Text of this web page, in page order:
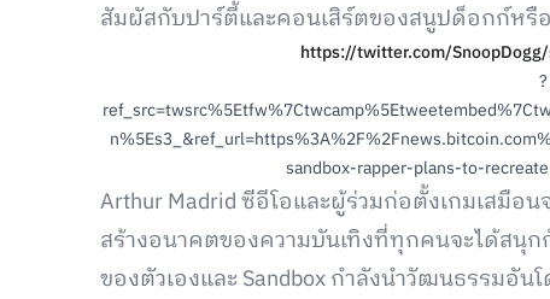
สัมผัสกับปาร์ตี้และคอนเสิร์ตของสนูปด็อกก์หรื
https://twitter.com/
?
sandbox-rapper-plans-to-
Arthur Madrid ซีอีโอและผู้ร่วมก่อตั้งเกมเสมือ
สร้างอนาคตของความบันเทิงที่ทุกคนจะได้สนุ
ของตัวเองและ Sandbox กำลังนำวัฒนธรรมอั